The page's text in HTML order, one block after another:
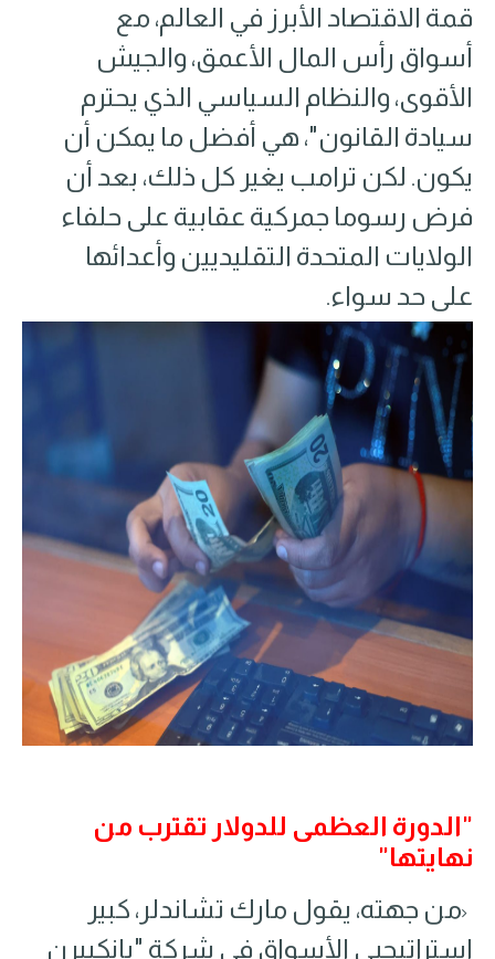
قمة الاقتصاد الأبرز في العالم، مع
أسواق رأس المال الأعمق، والجيش
الأقوى، والنظام السياسي الذي يحترم
سيادة القانون"، هي أفضل ما يمكن أن
يكون. لكن ترامب يغير كل ذلك، بعد أن
فرض رسوما جمركية عقابية على حلفاء
الولايات المتحدة التقليديين وأعدائها
على حد سواء.
"الدورة العظمى للدولار تقترب من
نهايتها"
من جهته٬ يقول مارك تشاندلر، كبير
استراتيجيي الأسواق في شركة "بانكبيرن